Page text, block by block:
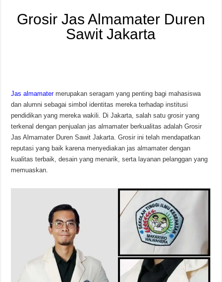
Grosir Jas Almamater Duren
Sawit Jakarta
Jas almamatermerupakan seragam yang penting bagi mahasiswa
dan alumni sebagai simbol identitas mereka terhadap institusi
pendidikan yang mereka wakili. Di Jakarta, salah satu grosir yang
terkenal dengan penjualan jas almamater berkualitas adalah Grosir
Jas Almamater Duren Sawit Jakarta. Grosir ini telah mendapatkan
reputasi yang baik karena menyediakan jas almamater dengan
kualitas terbaik, desain yang menarik, serta layanan pelanggan yang
memuaskan.